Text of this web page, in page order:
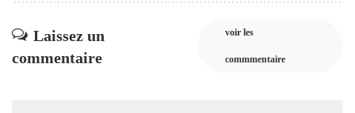
Laissez un
commentaire
voir les
commmentaire